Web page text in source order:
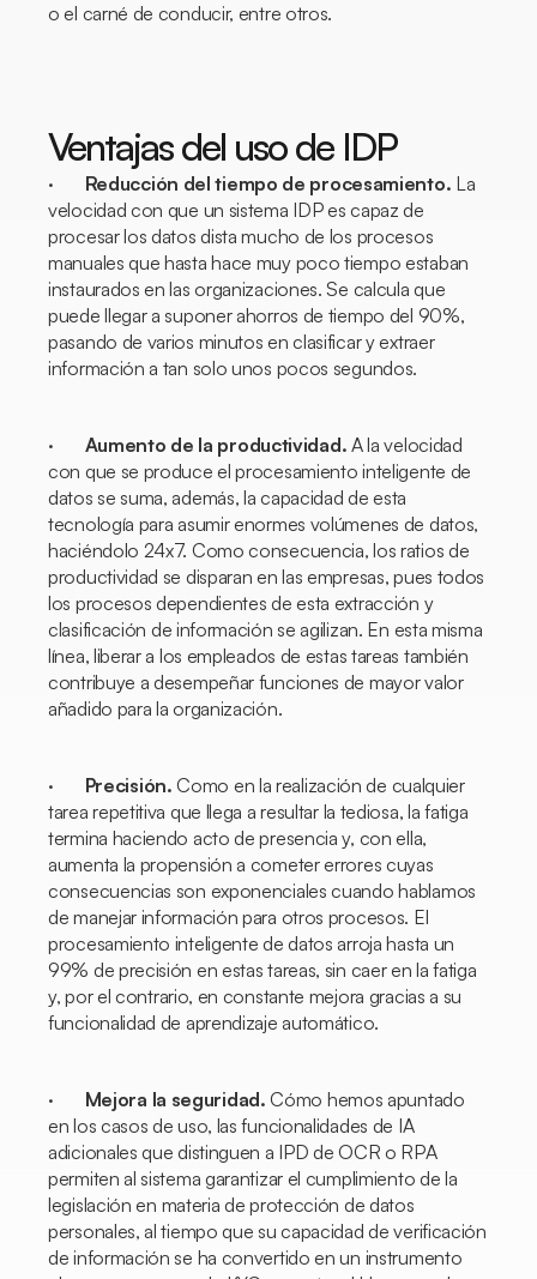
o el carné de conducir, entre otros.
Ventajas del uso de IDP
· Reducción del tiempo de procesamiento. La
velocidad con que un sistema IDP es capaz de
procesar los datos dista mucho de los procesos
manuales que hasta hace muy poco tiempo estaban
instaurados en las organizaciones. Se calcula que
puede llegar a suponer ahorros de tiempo del 90%,
pasando de varios minutos en clasificar y extraer
información a tan solo unos pocos segundos.
· Aumento de la productividad. A la velocidad
con que se produce el procesamiento inteligente de
datos se suma, además, la capacidad de esta
tecnología para asumir enormes volúmenes de datos,
haciéndolo 24x7. Como consecuencia, los ratios de
productividad se disparan en las empresas, pues todos
los procesos dependientes de esta extracción y
clasificación de información se agilizan. En esta misma
línea, liberar a los empleados de estas tareas también
contribuye a desempeñar funciones de mayor valor
añadido para la organización.
· Precisión. Como en la realización de cualquier
tarea repetitiva que llega a resultar la tediosa, la fatiga
termina haciendo acto de presencia y, con ella,
aumenta la propensión a cometer errores cuyas
consecuencias son exponenciales cuando hablamos
de manejar información para otros procesos. El
procesamiento inteligente de datos arroja hasta un
99% de precisión en estas tareas, sin caer en la fatiga
y, por el contrario, en constante mejora gracias a su
funcionalidad de aprendizaje automático.
· Mejora la seguridad. Cómo hemos apuntado
en los casos de uso, las funcionalidades de IA
adicionales que distinguen a IPD de OCR o RPA
permiten al sistema garantizar el cumplimiento de la
legislación en materia de protección de datos
personales, al tiempo que su capacidad de verificación
de información se ha convertido en un instrumento